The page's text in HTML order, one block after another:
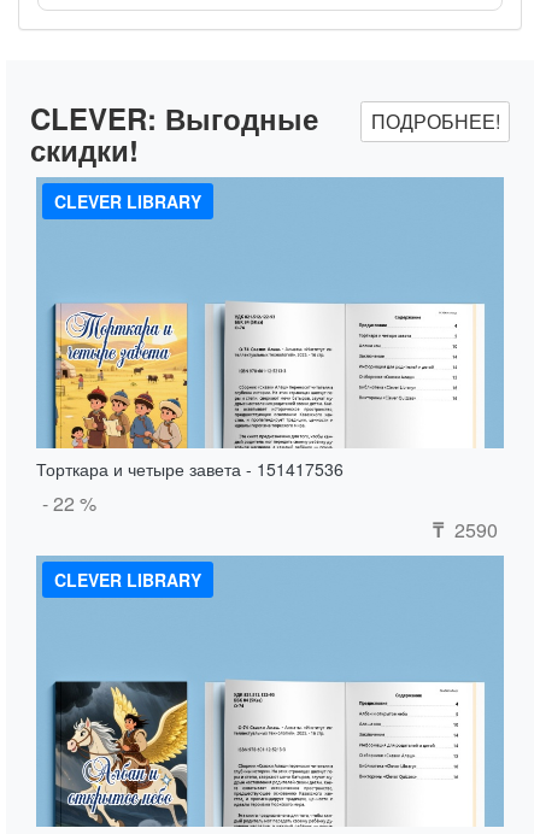
CLEVER: Выгодные
скидки!
ПОДРОБНЕЕ!
CLEVER LIBRARY
Торткара и четыре завета - 151417536
- 22 %
₸ 2590
CLEVER LIBRARY